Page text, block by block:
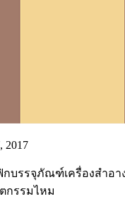
2017
บรรจุภัณฑ์เครื่องสำอาง
กรรมไหม